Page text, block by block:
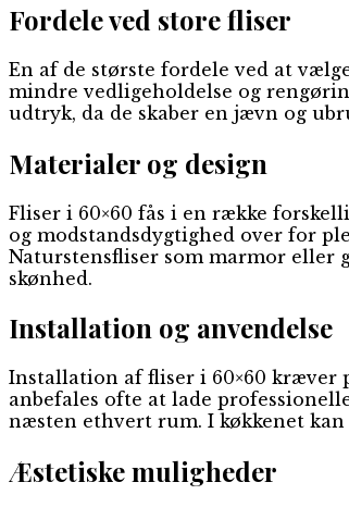
Fordele ved store fliser
En af de største fordele ved at
mindre vedligeholdelse og
udtryk, da de skaber en jævn og
Materialer og design
Fliser i 60×60 fås i en række
og modstandsdygtighed over for
Naturstensfliser som marmor
skønhed.
Installation og anvendelse
Installation af fliser i 60×60 kræver
anbefales ofte at lade
næsten ethvert rum. I køkkenet
Æstetiske muligheder